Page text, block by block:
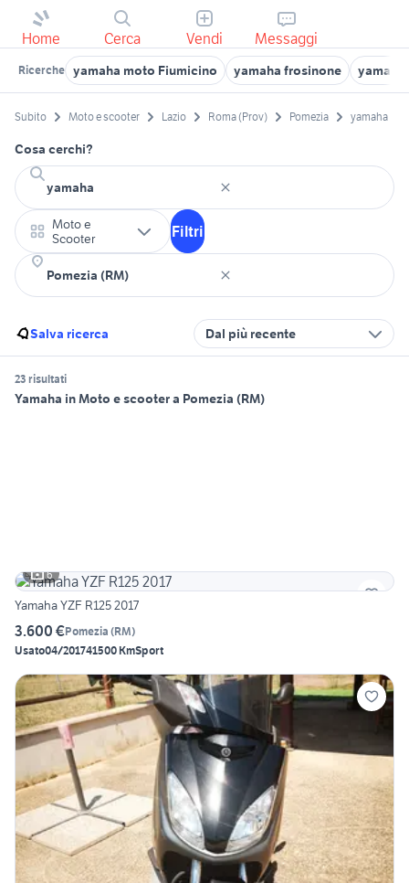
Home Cerca Vendi Messaggi
Ricerche yamaha moto Fiumicino yamaha frosinone
Subito Moto e scooter Lazio Roma (Prov) Pomezia yamaha
Cosa cerchi?
Moto e
Scooter
Filtri
Salva ricerca Dal più recente
23 risultati
Yamaha in Moto e scooter a Pomezia (RM)
6
Yamaha YZF R125 2017
3.600 €Pomezia (RM)
Usato04/201741500 KmSport